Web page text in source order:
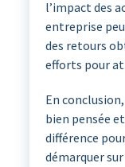
l’impact des
entreprise
des retours
efforts pour
En
bien pensée
différence
démarquer